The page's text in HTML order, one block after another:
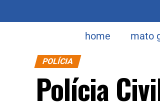
home mato
POLÍCIA
Polícia